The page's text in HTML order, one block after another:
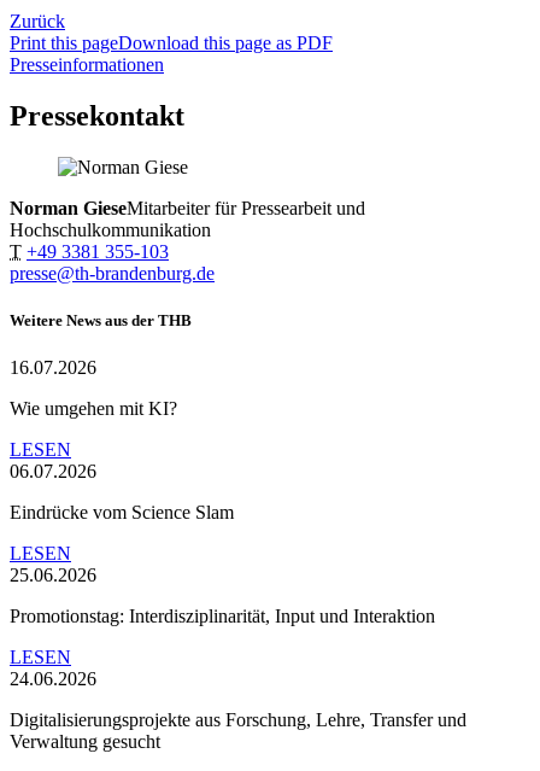
Zurück
Print this pageDownload this page as PDF
Presseinformationen
Pressekontakt
Norman GieseMitarbeiter für Pressearbeit und
Hochschulkommunikation
T +49 3381 355-103
presse@th-brandenburg.de
Weitere News aus der THB
16.07.2026
Wie umgehen mit KI?
LESEN
06.07.2026
Eindrücke vom Science Slam
LESEN
25.06.2026
Promotionstag: Interdisziplinarität, Input und Interaktion
LESEN
24.06.2026
Digitalisierungsprojekte aus Forschung, Lehre, Transfer und
Verwaltung gesucht